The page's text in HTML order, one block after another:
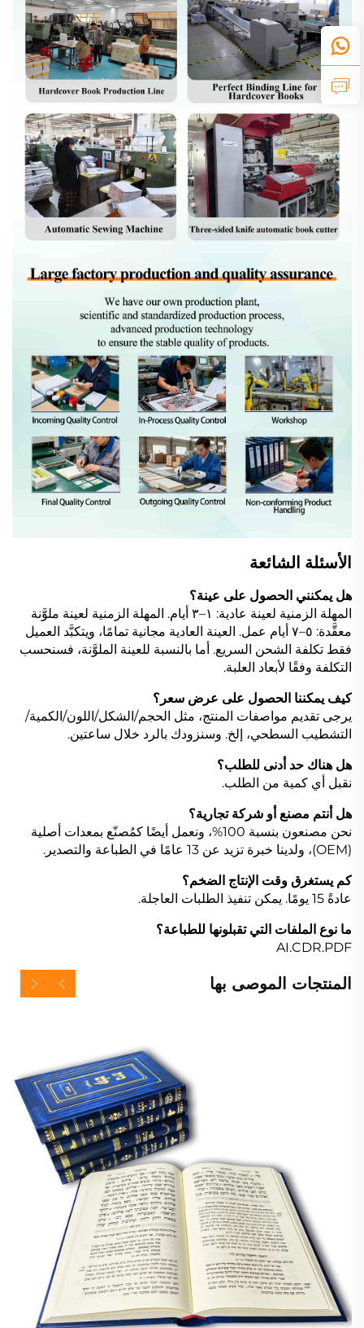
الأسئلة الشائعة
هل يمكنني الحصول على عينة؟
المهلة الزمنية لعينة عادية: ١–٣ أيام. المهلة الزمنية لعينة ملوَّنة
معقَّدة: ٥–٧ أيام عمل. العينة العادية مجانية تمامًا، ويتكبَّد العميل
فقط تكلفة الشحن السريع. أما بالنسبة للعينة الملوَّنة، فسنحسب
التكلفة وفقًا لأبعاد العلبة.
كيف يمكننا الحصول على عرض سعر؟
يرجى تقديم مواصفات المنتج، مثل الحجم/الشكل/اللون/الكمية/
التشطيب السطحي، إلخ. وسنزودك بالرد خلال ساعتين.
هل هناك حد أدنى للطلب؟
نقبل أي كمية من الطلب.
هل أنتم مصنع أو شركة تجارية؟
نحن مصنعون بنسبة 100%، ونعمل أيضًا كمُصنّع بمعدات أصلية
(OEM)، ولدينا خبرة تزيد عن 13 عامًا في الطباعة والتصدير.
كم يستغرق وقت الإنتاج الضخم؟
عادةً 15 يومًا. يمكن تنفيذ الطلبات العاجلة.
ما نوع الملفات التي تقبلونها للطباعة؟
AI.CDR.PDF
المنتجات الموصى بها